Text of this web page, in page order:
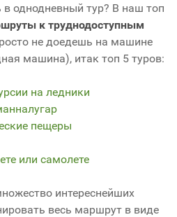
в однодневный тур? В наш топ
к труднодоступным
не доедешь на машине
машина), итак топ 5 туров:
на ледники
пещеры
или самолете
интереснейших
весь маршрут в виде